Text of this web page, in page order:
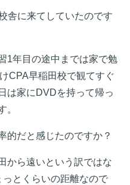
に来てしていたのです
1年目の途中までは家で勉
CPA早稲田校で観てすぐ
は家にDVDを持って帰っ
。
だと感じたのですか？
から遠いという訳ではな
とくらいの距離なので